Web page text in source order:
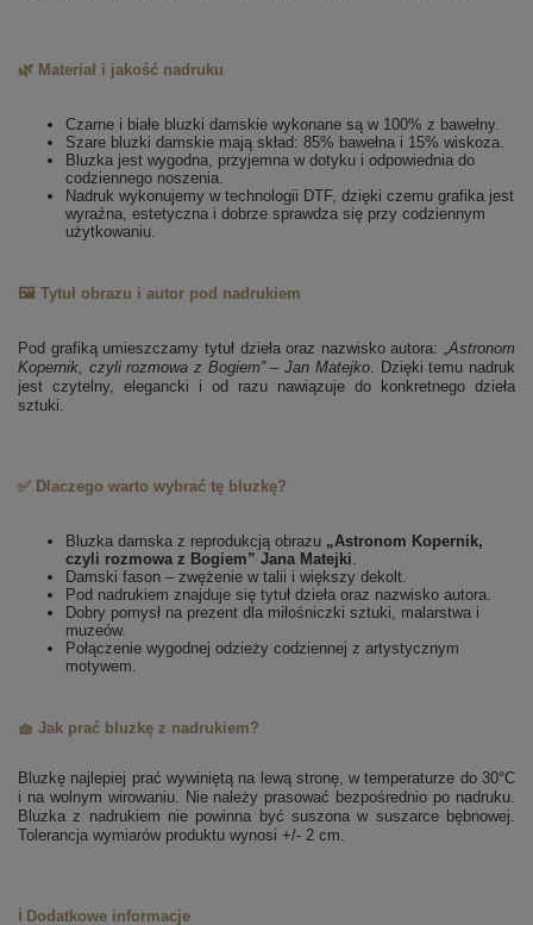
🌿 Materiał i jakość nadruku
Czarne i białe bluzki damskie wykonane są w 100% z bawełny.
Szare bluzki damskie mają skład: 85% bawełna i 15% wiskoza.
Bluzka jest wygodna, przyjemna w dotyku i odpowiednia do
codziennego noszenia.
Nadruk wykonujemy w technologii DTF, dzięki czemu grafika jest
wyraźna, estetyczna i dobrze sprawdza się przy codziennym
użytkowaniu.
🖼️ Tytuł obrazu i autor pod nadrukiem
Pod grafiką umieszczamy tytuł dzieła oraz nazwisko autora: „Astronom
Kopernik, czyli rozmowa z Bogiem” – Jan Matejko. Dzięki temu nadruk
jest czytelny, elegancki i od razu nawiązuje do konkretnego dzieła
sztuki.
✅ Dlaczego warto wybrać tę bluzkę?
Bluzka damska z reprodukcją obrazu „Astronom Kopernik,
czyli rozmowa z Bogiem” Jana Matejki.
Damski fason – zwężenie w talii i większy dekolt.
Pod nadrukiem znajduje się tytuł dzieła oraz nazwisko autora.
Dobry pomysł na prezent dla miłośniczki sztuki, malarstwa i
muzeów.
Połączenie wygodnej odzieży codziennej z artystycznym
motywem.
🧺 Jak prać bluzkę z nadrukiem?
Bluzkę najlepiej prać wywiniętą na lewą stronę, w temperaturze do 30°C
i na wolnym wirowaniu. Nie należy prasować bezpośrednio po nadruku.
Bluzka z nadrukiem nie powinna być suszona w suszarce bębnowej.
Tolerancja wymiarów produktu wynosi +/- 2 cm.
ℹ️ Dodatkowe informacje